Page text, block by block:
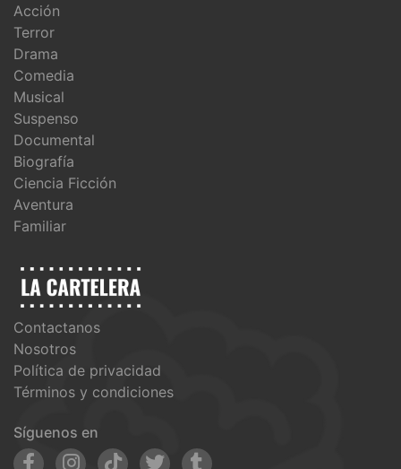
Acción
Terror
Drama
Comedia
Musical
Suspenso
Documental
Biografía
Ciencia Ficción
Aventura
Familiar
Contactanos
Nosotros
Política de privacidad
Términos y condiciones
Síguenos en